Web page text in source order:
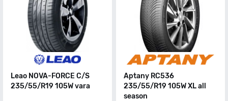
Leao NOVA-FORCE C/S
235/55/R19 105W vara
Aptany RC536
235/55/R19 105W XL all
season